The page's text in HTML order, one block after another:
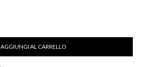
AGGIUNGI AL CARRELLO